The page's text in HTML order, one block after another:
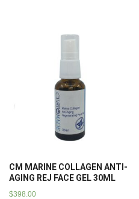
CM MARINE COLLAGEN ANTI-
AGING REJ FACE GEL 30ML
$398.00